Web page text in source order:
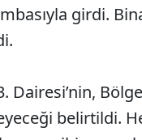
girdi.
Dairesi’nin,
belirtildi.